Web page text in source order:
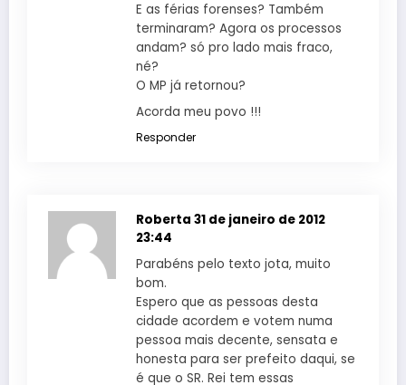
E as férias forenses? Também
terminaram? Agora os processos
andam? só pro lado mais fraco,
né?
O MP já retornou?
Acorda meu povo !!!
Responder
Roberta 31 de janeiro de 2012
23:44
Parabéns pelo texto jota, muito
bom.
Espero que as pessoas desta
cidade acordem e votem numa
pessoa mais decente, sensata e
honesta para ser prefeito daqui, se
é que o SR. Rei tem essas